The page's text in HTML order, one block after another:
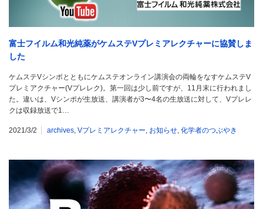
富士フイルム和光純薬がケムステVプレミアレクチャーに協賛しま
した
ケムステVシンポとともにケムステオンライン講演会の両輪をなすケムステV
プレミアクチャー(Vプレレク)。第一回は少し前ですが、11月末に行われまし
た。違いは、Vシンポが生放送、講演者が3〜4名の生放送に対して、Vプレレ
クは収録放送で1…
2021/3/2 archives, Vプレミアレクチャー, お知らせ, 化学者のつぶやき